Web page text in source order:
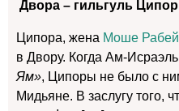
Двора – гильгуль
Ципора, жена Моше
в Двору. Когда Ам-
Ям», Ципоры не было с
Мидьяне. В заслугу того,